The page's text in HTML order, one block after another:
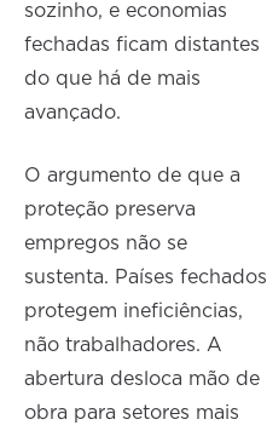
sozinho, e economias
fechadas ficam distantes
do que há de mais
avançado.
O argumento de que a
proteção preserva
empregos não se
sustenta. Países fechados
protegem ineficiências,
não trabalhadores. A
abertura desloca mão de
obra para setores mais